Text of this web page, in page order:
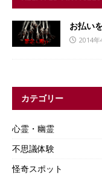
お払い
2014年
カテゴリー
心霊・幽霊
不思議体験
怪奇スポット